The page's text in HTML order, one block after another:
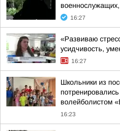
военнослужащих,
16:27
«Развиваю
усидчивость,
16:27
Школьники из
волейболистом
16:23